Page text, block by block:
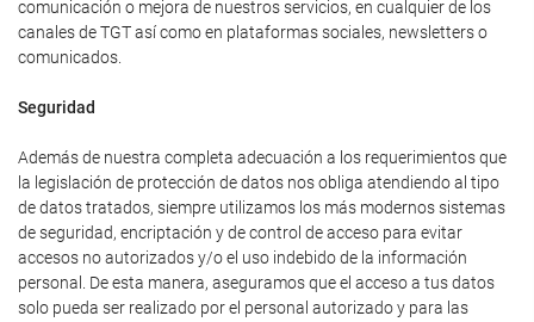
comunicación o mejora de nuestros servicios, en cualquier de los
canales de TGT así como en plataformas sociales, newsletters o
comunicados.
Seguridad
Además de nuestra completa adecuación a los requerimientos que
la legislación de protección de datos nos obliga atendiendo al tipo
de datos tratados, siempre utilizamos los más modernos sistemas
de seguridad, encriptación y de control de acceso para evitar
accesos no autorizados y/o el uso indebido de la información
personal. De esta manera, aseguramos que el acceso a tus datos
solo pueda ser realizado por el personal autorizado y para las